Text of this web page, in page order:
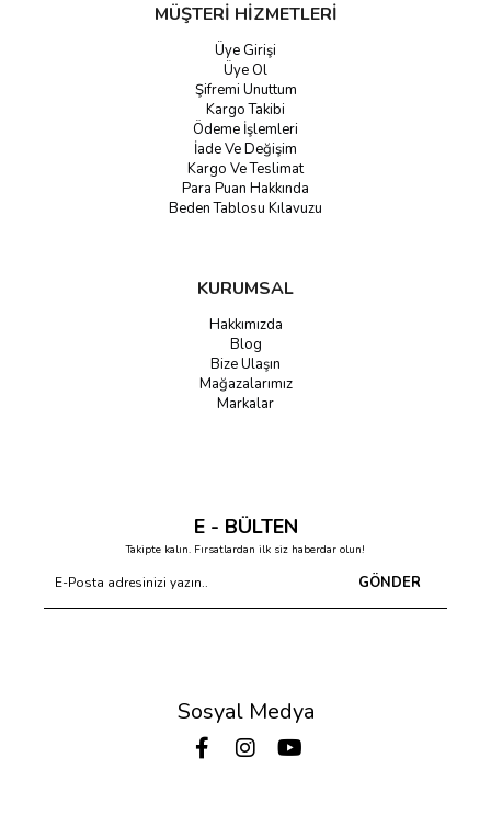
MÜŞTERİ HİZMETLERİ
Üye Girişi
Üye Ol
Şifremi Unuttum
Kargo Takibi
Ödeme İşlemleri
İade Ve Değişim
Kargo Ve Teslimat
Para Puan Hakkında
Beden Tablosu Kılavuzu
KURUMSAL
Hakkımızda
Blog
Bize Ulaşın
Mağazalarımız
Markalar
E - BÜLTEN
Takipte kalın. Fırsatlardan ilk siz haberdar olun!
GÖNDER
Sosyal Medya